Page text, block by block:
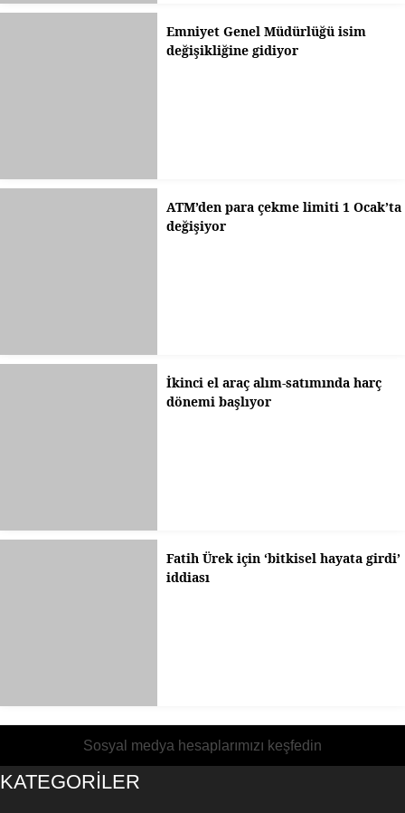
Emniyet Genel Müdürlüğü isim
değişikliğine gidiyor
ATM’den para çekme limiti 1 Ocak’ta
değişiyor
İkinci el araç alım-satımında harç
dönemi başlıyor
Fatih Ürek için ‘bitkisel hayata girdi’
iddiası
Sosyal medya hesaplarımızı keşfedin
KATEGORİLER